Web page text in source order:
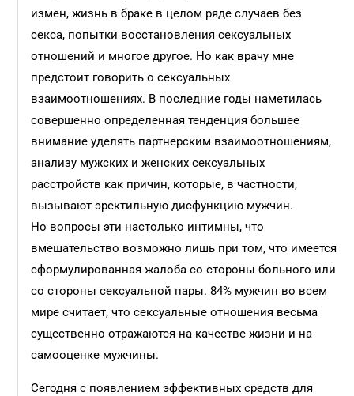
измен, жизнь в браке в целом ряде случаев без
секса, попытки восстановления сексуальных
отношений и многое другое. Но как врачу мне
предстоит говорить о сексуальных
взаимоотношениях. В последние годы наметилась
совершенно определенная тенденция большее
внимание уделять партнерским взаимоотношениям,
анализу мужских и женских сексуальных
расстройств как причин, которые, в частности,
вызывают эректильную дисфункцию мужчин.
Но вопросы эти настолько интимны, что
вмешательство возможно лишь при том, что имеется
сформулированная жалоба со стороны больного или
со стороны сексуальной пары. 84% мужчин во всем
мире считает, что сексуальные отношения весьма
существенно отражаются на качестве жизни и на
самооценке мужчины.
Сегодня с появлением эффективных средств для